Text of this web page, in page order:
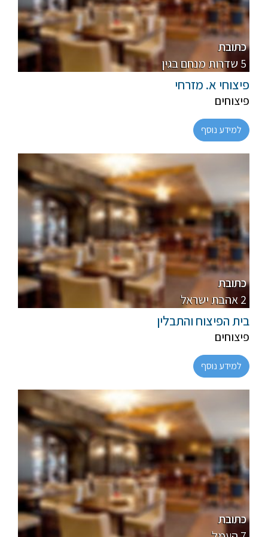
רגיל
פרווה
כתובת
5 שדרות מנחם בגין
פיצוחי א. מזרחי
פיצוחים
למידע נוסף
רגיל
פרווה
כתובת
2 אהבת ישראל
בית הפיצוח והתבלין
פיצוחים
למידע נוסף
רגיל
חלבי, פרווה
כתובת